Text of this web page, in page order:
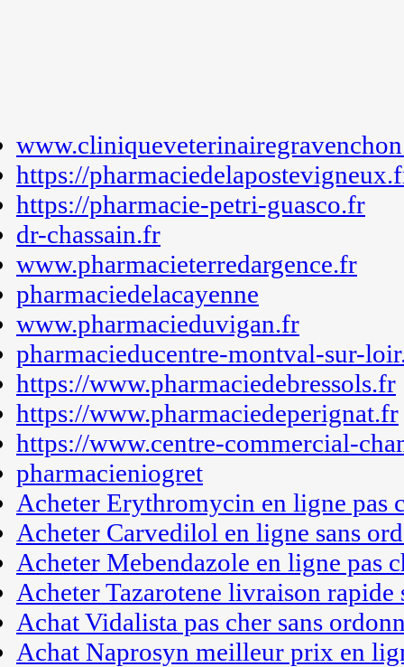
https://
https://pharmacie-petri-guasco.fr
dr-chassain.fr
www.pharmacieterredargence.fr
pharmaciedelacayenne
www.pharmacieduvigan.fr
pharmacieducentre-montval-sur-
https://www.pharmaciedebressols.fr
https://www.pharmaciedeperignat.fr
https://www.centre-commercial-
pharmacieniogret
Acheter Erythromycin en ligne pas
Acheter Carvedilol en ligne sans
Acheter Mebendazole en ligne pas
Acheter Tazarotene livraison rapide
Achat Vidalista pas cher sans
Achat Naprosyn meilleur prix en